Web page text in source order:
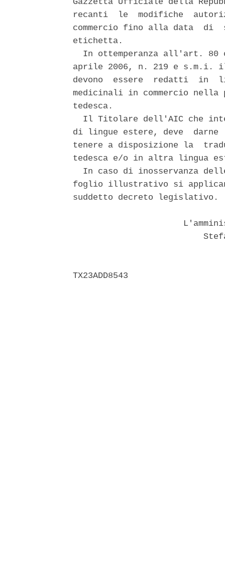
Gazzetta Ufficiale della
recanti  le  modifiche
commercio fino alla data  di
etichetta.
In ottemperanza all'art. 80
aprile 2006, n. 219 e
devono  essere  redatti  in
medicinali in commercio
tedesca.
Il Titolare dell'AIC che
di lingue estere, deve  darne
tenere a disposizione la
tedesca e/o in altra lingua
In caso di inosservanza
foglio illustrativo si
suddetto decreto legislativo.